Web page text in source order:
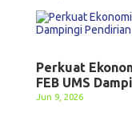
Perkuat
FEB UMS
Jun 9, 2026